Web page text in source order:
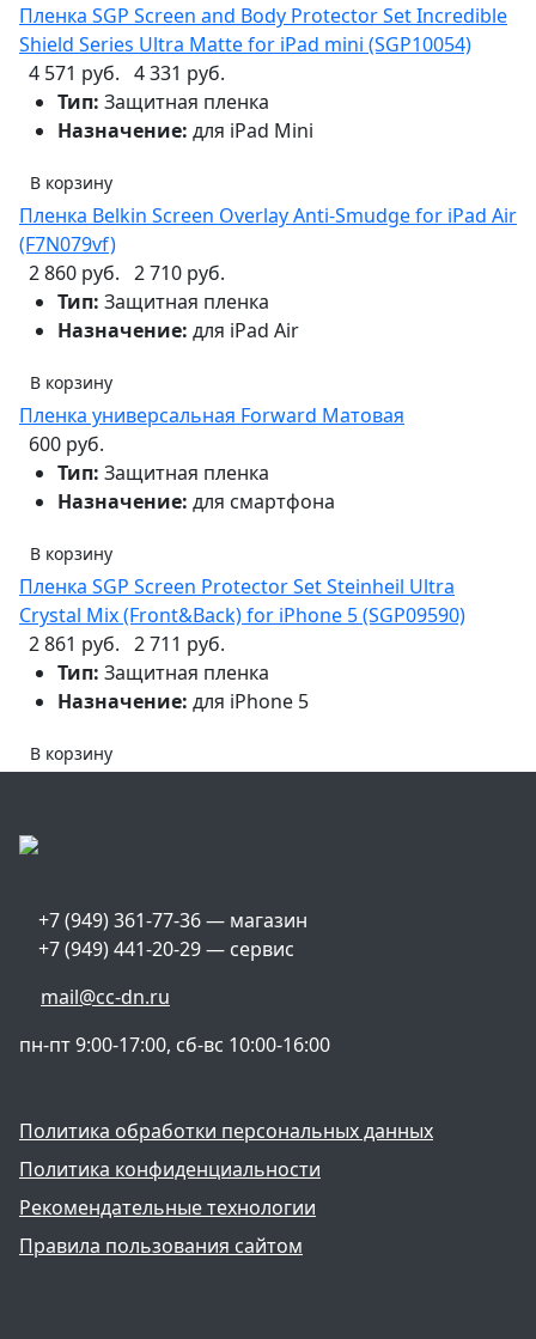
Пленка SGP Screen and Body Protector Set Incredible
Shield Series Ultra Matte for iPad mini (SGP10054)
4 571 руб. 4 331 руб.
Тип: Защитная пленка
Назначение: для iPad Mini
В корзину
Пленка Belkin Screen Overlay Anti-Smudge for iPad Air
(F7N079vf)
2 860 руб. 2 710 руб.
Тип: Защитная пленка
Назначение: для iPad Air
В корзину
Пленка универсальная Forward Матовая
600 руб.
Тип: Защитная пленка
Назначение: для смартфона
В корзину
Пленка SGP Screen Protector Set Steinheil Ultra
Crystal Mix (Front&Back) for iPhone 5 (SGP09590)
2 861 руб. 2 711 руб.
Тип: Защитная пленка
Назначение: для iPhone 5
В корзину
+7 (949) 361-77-36 — магазин
+7 (949) 441-20-29 — сервис
mail@cc-dn.ru
пн-пт 9:00-17:00, сб-вс 10:00-16:00
Политика обработки персональных данных
Политика конфиденциальности
Рекомендательные технологии
Правила пользования сайтом